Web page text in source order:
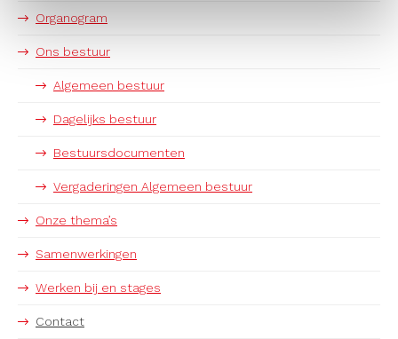
Organogram
Ons bestuur
Algemeen bestuur
Dagelijks bestuur
Bestuursdocumenten
Vergaderingen Algemeen bestuur
Onze thema’s
Samenwerkingen
Werken bij en stages
Contact